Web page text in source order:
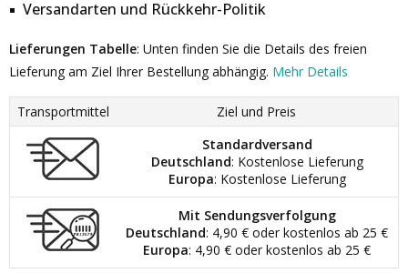
Versandarten und Rückkehr-Politik
Lieferungen Tabelle: Unten finden Sie die Details des freien
Lieferung am Ziel Ihrer Bestellung abhängig. Mehr Details
Transportmittel
Ziel und Preis
Standardversand
Deutschland: Kostenlose Lieferung
Europa: Kostenlose Lieferung
Mit Sendungsverfolgung
Deutschland: 4,90 € oder kostenlos ab 25 €
Europa: 4,90 € oder kostenlos ab 25 €